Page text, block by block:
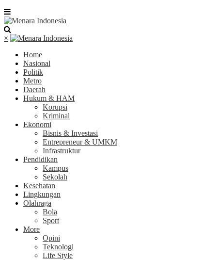
×
Home
Nasional
Politik
Metro
Daerah
Hukum & HAM
Korupsi
Kriminal
Ekonomi
Bisnis & Investasi
Entrepreneur & UMKM
Infrastruktur
Pendidikan
Kampus
Sekolah
Kesehatan
Lingkungan
Olahraga
Bola
Sport
More
Opini
Teknologi
Life Style